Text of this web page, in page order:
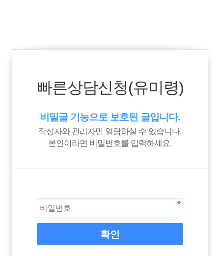
빠른상담신청(유미령)
비밀글 기능으로 보호된 글입니다.
작성자와 관리자만 열람하실 수 있습니다.
본인이라면 비밀번호를 입력하세요.